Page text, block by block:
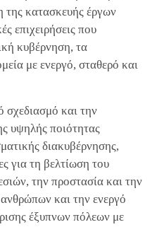
της κατασκευής έργων
επιχειρήσεις που
κυβέρνηση, τα
με ενεργό, σταθερό και
σχεδιασμό και την
υψηλής ποιότητας
διακυβέρνησης,
για τη βελτίωση του
την προστασία και την
και την ενεργό
έξυπνων πόλεων με